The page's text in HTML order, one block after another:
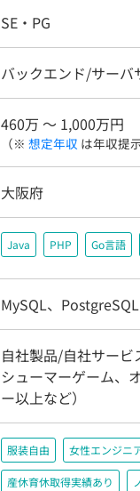
SE・PG
バックエンド/サーバ
460万 〜 1,000万円
（※ 想定年収 は年収提
大阪府
Java PHP Go言語
MySQL、PostgreSQL
自社製品/自社サー
シューマーゲーム、
ー以上など）
服装自由 女性エンジニ
産休育休取得実績あり